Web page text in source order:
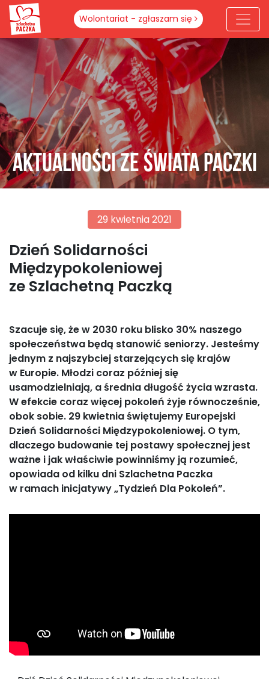
Wolontariat - zgłaszam się
Aktualności ze świata paczki
29 kwietnia 2021
Dzień Solidarności
Międzypokoleniowej
ze Szlachetną Paczką
Szacuje się, że w 2030 roku blisko 30% naszego
społeczeństwa będą stanowić seniorzy. Jesteśmy
jednym z najszybciej starzejących się krajów
w Europie. Młodzi coraz później się
usamodzielniają, a średnia długość życia wzrasta.
W efekcie coraz więcej pokoleń żyje równocześnie,
obok sobie. 29 kwietnia świętujemy Europejski
Dzień Solidarności Międzypokoleniowej. O tym,
dlaczego budowanie tej postawy społecznej jest
ważne i jak właściwie powinniśmy ją rozumieć,
opowiada od kilku dni Szlachetna Paczka
w ramach inicjatywy „Tydzień Dla Pokoleń”.